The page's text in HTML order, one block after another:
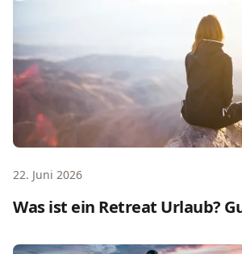
22. Juni 2026
Was ist ein Retreat Urlaub?